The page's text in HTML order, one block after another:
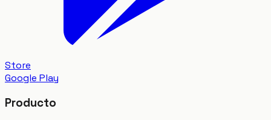
Store
Google Play
Producto